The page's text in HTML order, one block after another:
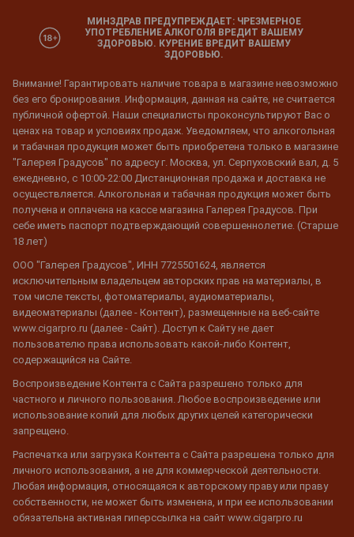
МИНЗДРАВ ПРЕДУПРЕЖДАЕТ: ЧРЕЗМЕРНОЕ
УПОТРЕБЛЕНИЕ АЛКОГОЛЯ ВРЕДИТ ВАШЕМУ
ЗДОРОВЬЮ. КУРЕНИЕ ВРЕДИТ ВАШЕМУ
ЗДОРОВЬЮ.
Внимание! Гарантировать наличие товара в магазине невозможно
без его бронирования. Информация, данная на сайте, не считается
публичной офертой. Наши специалисты проконсультируют Вас о
ценах на товар и условиях продаж. Уведомляем, что алкогольная
и табачная продукция может быть приобретена только в магазине
"Галерея Градусов" по адресу г. Москва, ул. Серпуховский вал, д. 5
ежедневно, с 10:00-22:00 Дистанционная продажа и доставка не
осуществляется. Алкогольная и табачная продукция может быть
получена и оплачена на кассе магазина Галерея Градусов. При
себе иметь паспорт подтверждающий совершеннолетие. (Старше
18 лет)
ООО "Галерея Градусов", ИНН 7725501624, является
исключительным владельцем авторских прав на материалы, в
том числе тексты, фотоматериалы, аудиоматериалы,
видеоматериалы (далее - Контент), размещенные на веб-сайте
www.cigarpro.ru (далее - Сайт). Доступ к Сайту не дает
пользователю права использовать какой-либо Контент,
содержащийся на Сайте.
Воспроизведение Контента с Сайта разрешено только для
частного и личного пользования. Любое воспроизведение или
использование копий для любых других целей категорически
запрещено.
Распечатка или загрузка Контента с Сайта разрешена только для
личного использования, а не для коммерческой деятельности.
Любая информация, относящаяся к авторскому праву или праву
собственности, не может быть изменена, и при ее использовании
обязательна активная гиперссылка на сайт www.cigarpro.ru